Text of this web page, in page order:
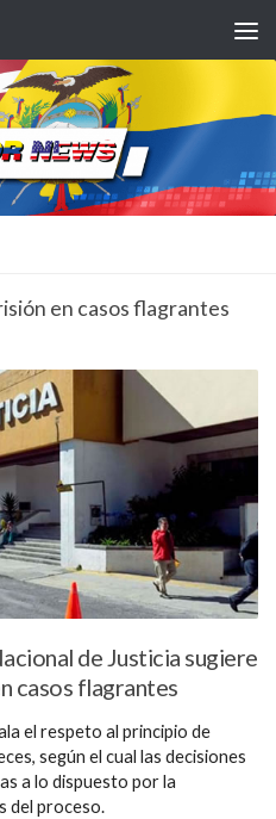
en casos flagrantes
de Justicia sugiere
casos flagrantes
el respeto al principio de
según el cual las decisiones
a lo dispuesto por la
del proceso.